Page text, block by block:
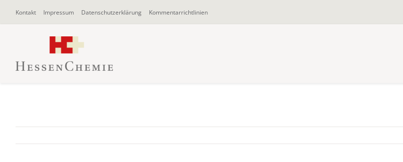
ZumKontakt Impressum Datenschutzerklärung Kommentarrichtlinien